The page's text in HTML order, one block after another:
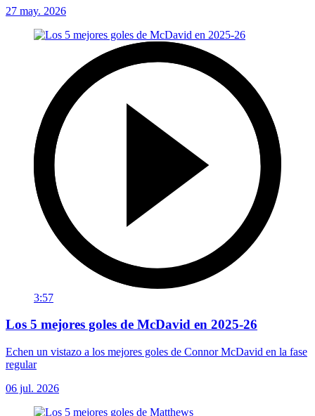
27 may. 2026
3:57
Los 5 mejores goles de McDavid en 2025-26
Echen un vistazo a los mejores goles de Connor McDavid en la fase
regular
06 jul. 2026